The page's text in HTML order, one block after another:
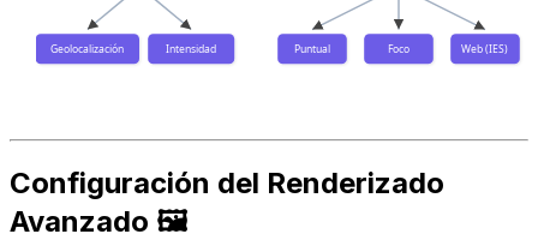
Geolocalización Intensidad Puntual Foco Web (IES)
Configuración del Renderizado
Avanzado 🖼️